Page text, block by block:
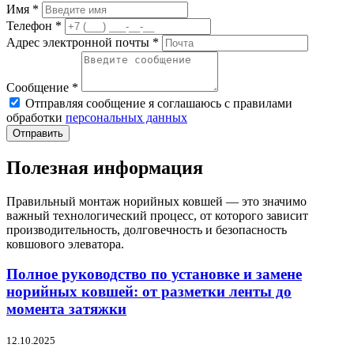
Имя *
Телефон *
Адрес электронной почты *
Сообщение *
Отправляя сообщение я соглашаюсь с правилами
обработки персональных данных
Отправить
Полезная информация
Правильный монтаж норийных ковшей — это значимо
важный технологический процесс, от которого зависит
производительность, долговечность и безопасность
ковшового элеватора.
Полное руководство по установке и замене
норийных ковшей: от разметки ленты до
момента затяжки
12.10.2025